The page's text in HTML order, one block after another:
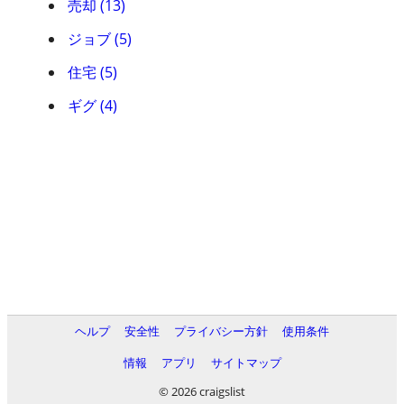
売却 (13)
ジョブ (5)
住宅 (5)
ギグ (4)
ヘルプ 安全性 プライバシー方針
使用条件
情報
アプリ
サイトマップ
© 2026 craigslist